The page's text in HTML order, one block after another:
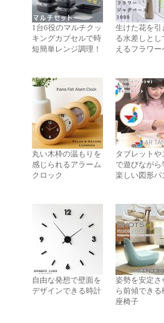
1台6役のマルチクッ
キングカプセルで時
短簡単レンジ調理！
生けた花を引
る水差しとし
えるフラワー
丸い木枠の温もりを
感じられるアラーム
クロック
タブレットや
で遊びながら
楽しい図形パ
自由な発想で壁面を
デザインできる時計
姿勢を安定さ
ら前傾できる
座椅子